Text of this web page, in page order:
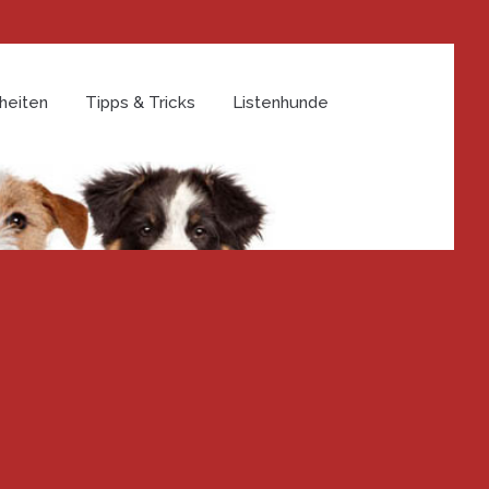
Tipps & Tricks Listenhunde